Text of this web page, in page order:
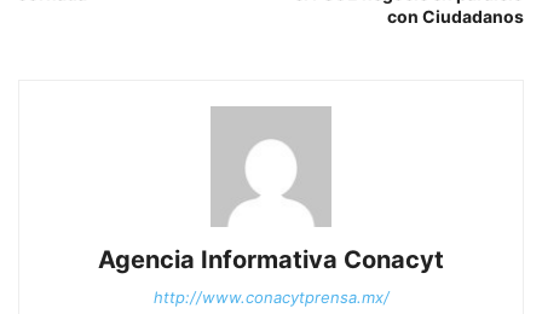
con Ciudadanos
Agencia Informativa Conacyt
http://www.conacytprensa.mx/